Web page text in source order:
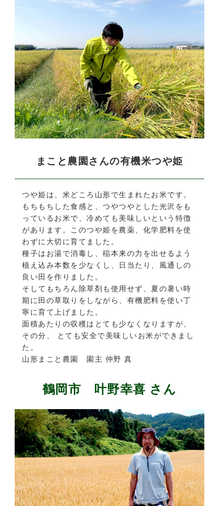
まこと農園さんの有機米つや姫
つや姫は、米どころ山形で生まれたお米です。
もちもちした食感と、つやつやとした光沢をも
っているお米で、冷めても美味しいという特徴
があります。このつや姫を農薬、化学肥料を使
わずに大切に育てました。
種子はお湯で消毒し、稲本来の力を出せるよう
植え込み本数を少なくし、日当たり、風通しの
良い田を作りました。
そしてもちろん除草剤も使用せず、夏の暑い時
期に田の草取りをしながら、有機肥料を使い丁
寧に育て上げました。
面積あたりの収穫はとても少なくなりますが、
その分、 とても安全で美味しいお米ができまし
た。
山形まこと農園 園主 仲野 真
鶴岡市 叶野幸喜 さん